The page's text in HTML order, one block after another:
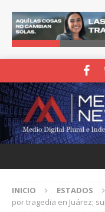
INICIO ESTADOS
por tragedia en Juárez;